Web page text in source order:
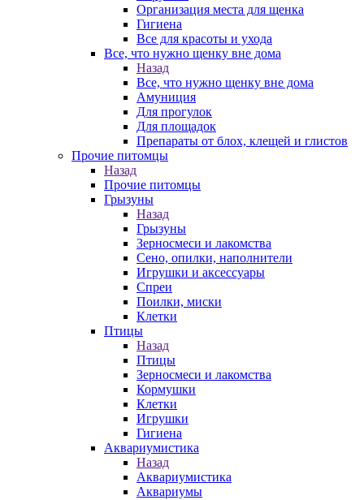
Организация места для щенка
Гигиена
Все для красоты и ухода
Все, что нужно щенку вне дома
Назад
Все, что нужно щенку вне дома
Амуниция
Для прогулок
Для площадок
Препараты от блох, клещей и глистов
Прочие питомцы
Назад
Прочие питомцы
Грызуны
Назад
Грызуны
Зерносмеси и лакомства
Сено, опилки, наполнители
Игрушки и аксессуары
Спреи
Поилки, миски
Клетки
Птицы
Назад
Птицы
Зерносмеси и лакомства
Кормушки
Клетки
Игрушки
Гигиена
Аквариумистика
Назад
Аквариумистика
Аквариумы